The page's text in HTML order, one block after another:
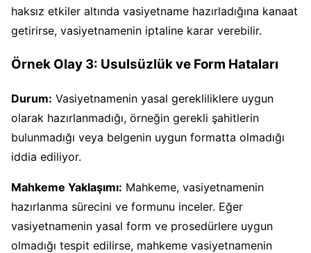
haksız etkiler altında vasiyetname hazırladığına kanaat
getirirse, vasiyetnamenin iptaline karar verebilir.
Örnek Olay 3: Usulsüzlük ve Form Hataları
Durum: Vasiyetnamenin yasal gerekliliklere uygun
olarak hazırlanmadığı, örneğin gerekli şahitlerin
bulunmadığı veya belgenin uygun formatta olmadığı
iddia ediliyor.
Mahkeme Yaklaşımı: Mahkeme, vasiyetnamenin
hazırlanma sürecini ve formunu inceler. Eğer
vasiyetnamenin yasal form ve prosedürlere uygun
olmadığı tespit edilirse, mahkeme vasiyetnamenin